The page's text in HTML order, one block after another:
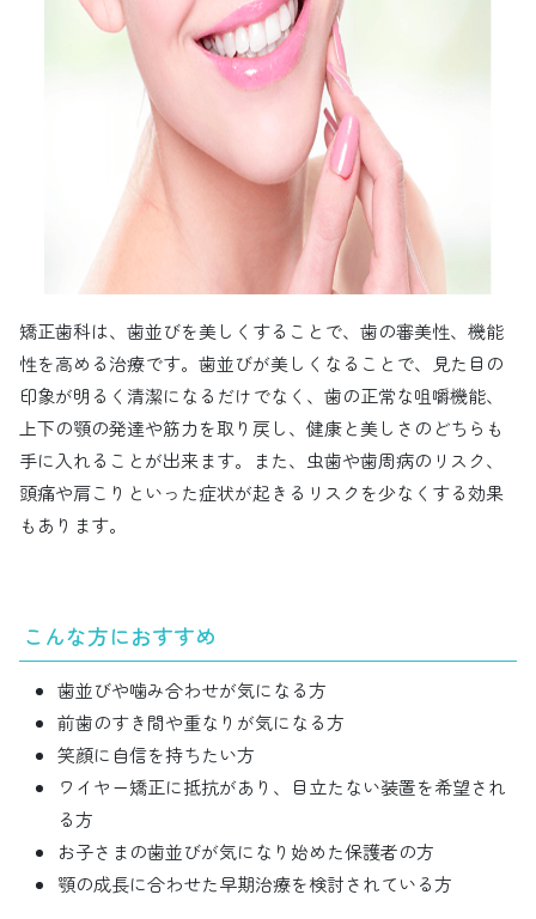
矯正歯科は、歯並びを美しくすることで、歯の審美性、機能
性を高める治療です。歯並びが美しくなることで、見た目の
印象が明るく清潔になるだけでなく、歯の正常な咀嚼機能、
上下の顎の発達や筋力を取り戻し、健康と美しさのどちらも
手に入れることが出来ます。また、虫歯や歯周病のリスク、
頭痛や肩こりといった症状が起きるリスクを少なくする効果
もあります。
こんな方におすすめ
歯並びや噛み合わせが気になる方
前歯のすき間や重なりが気になる方
笑顔に自信を持ちたい方
ワイヤー矯正に抵抗があり、目立たない装置を希望され
る方
お子さまの歯並びが気になり始めた保護者の方
顎の成長に合わせた早期治療を検討されている方